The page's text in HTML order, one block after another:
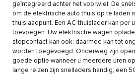
geïntegreerd achter het voorwiel. De
om de elektrische auto thuis op te laden
thuislaadpunt. Een AC-thuislader kan per
toevoegen. Uw elektrische wagen
stopcontact kan ook; daarmee kan tot
worden toegevoegd. Onderweg zijn
goede optie wanneer u meerdere uren
lange reizen zijn snelladers handig; een